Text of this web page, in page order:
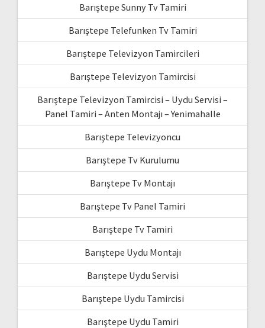
Barıştepe Sunny Tv Tamiri
Barıştepe Telefunken Tv Tamiri
Barıştepe Televizyon Tamircileri
Barıştepe Televizyon Tamircisi
Barıştepe Televizyon Tamircisi – Uydu Servisi –
Panel Tamiri – Anten Montajı – Yenimahalle
Barıştepe Televizyoncu
Barıştepe Tv Kurulumu
Barıştepe Tv Montajı
Barıştepe Tv Panel Tamiri
Barıştepe Tv Tamiri
Barıştepe Uydu Montajı
Barıştepe Uydu Servisi
Barıştepe Uydu Tamircisi
Barıştepe Uydu Tamiri